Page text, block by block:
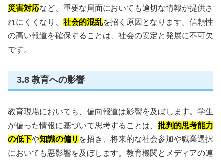
災害対応など、重要な局面においても適切な情報が提供さ
れにくくなり、 社会的混乱を招く原因となります。信頼性
の高い報道を確保することは、社会の安定と発展に不可欠
です。
3.8 教育への影響
教育現場においても、偏向報道は影響を及ぼします。学生
が偏った情報に基づいて思考することは、 批判的思考能力
の低下や知識の偏り を招き、将来的な社会参加や職業選択
においても悪影響を及ぼします。教育機関とメディアの連